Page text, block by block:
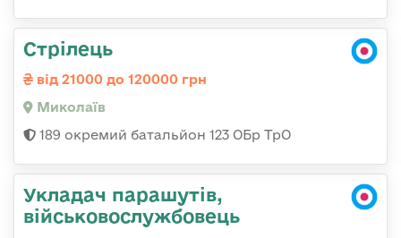
Стрілець
від 21000 до 120000 грн
Миколаїв
189 окремий батальйон 123 ОБр ТрО
Укладач парашутів,
військовослужбовець